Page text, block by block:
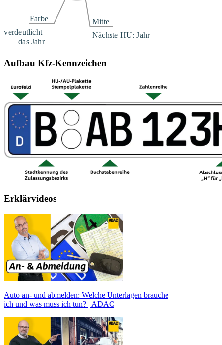
Aufbau Kfz-Kennzeichen
Erklärvideos
Auto an- und abmelden: Welche Unterlagen brauche
ich und was muss ich tun? | ADAC